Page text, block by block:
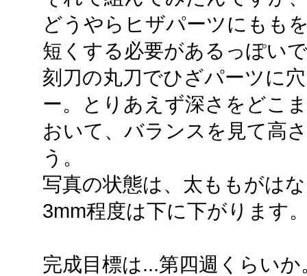
どうやらヒザパーツにもも
短くする必要があるっぽい
刻刀の丸刀でひざパーツに
ー。とりあえず深さをどこ
おいて、バランスを見て高
う。
写真の状態は、太ももがは
3mm程度は下に下がります
完成目標は...第四週くらい